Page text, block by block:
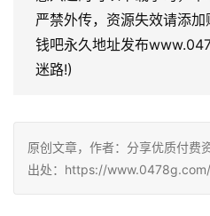
严禁外传，资源失效请添
钱吧永久地址发布
迷路!)
原创文章，作者：分享优质付费
出处：https://